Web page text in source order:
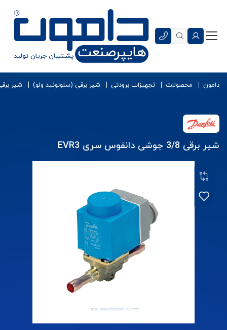
دامون محصولات تجهیزات برودتی شیر برقی (سلونوئید ولو) شیر
شیر برقی 3/8 جوشی دانفوس سری EVR3